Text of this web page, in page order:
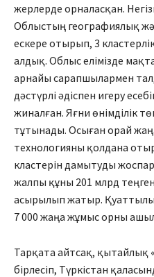
жерлерде орналасқан.
Облыстың геогра­фиялық
ескере отырып, 3
алдық. Облыс елімізде
арнайы сарапшылармен
дәстүрлі әдіспен игеру
жиналған. Яғни өнімділік
тұтынады. Осыған орай
технологияны қолдана
кластерін дамытуды
жалпы құны 201 млрд
асырылып жатыр.
7 000 жаңа жұмыс орны
Тарқата айтсақ, қытайлық
бірлесіп, Түркістан